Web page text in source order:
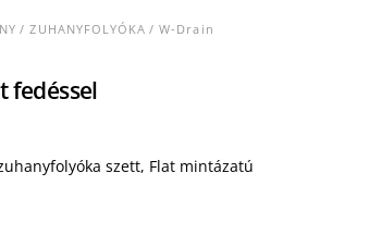
/ZUHANYFOLYÓKA / W-Drain
fedéssel
szett, Flat mintázatú